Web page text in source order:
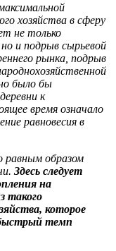
хозяйства в сферу
не только
и подрыв сырьевой
рынка, подрыв
было бы
к
время означало
равновесия в
равным образом
Здесь следует
на
такого
которое
темп